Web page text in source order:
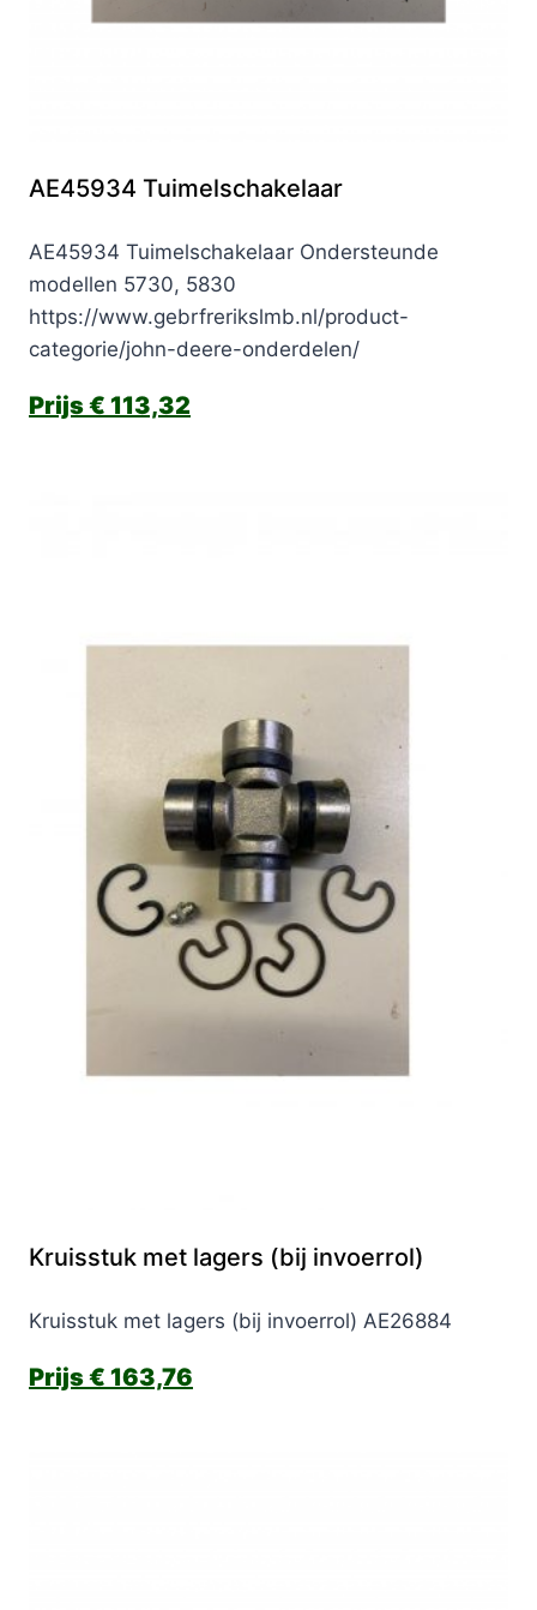
AE45934 Tuimelschakelaar
AE45934 Tuimelschakelaar Ondersteunde
modellen 5730, 5830
https://www.gebrfrerikslmb.nl/product-
categorie/john-deere-onderdelen/
€ 113,32
Kruisstuk met lagers (bij invoerrol)
Kruisstuk met lagers (bij invoerrol) AE26884
€ 163,76